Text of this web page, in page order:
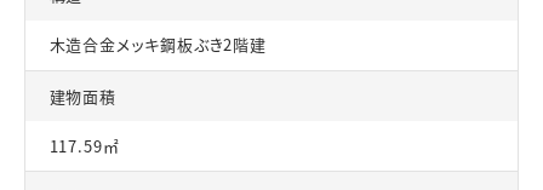
木造合金メッキ鋼板ぶき2階建
建物面積
117.59㎡